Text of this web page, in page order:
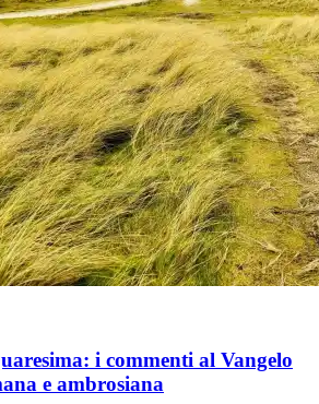
i commenti al Vangelo
e ambrosiana